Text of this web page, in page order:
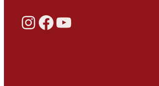
Instagram Facebook YouTube